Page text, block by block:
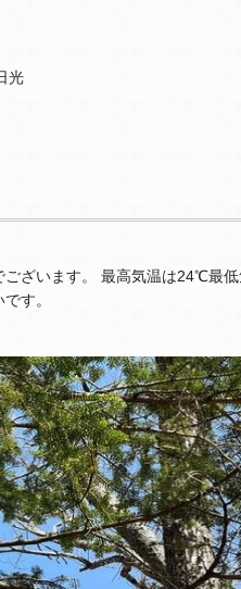
光
ざいます。 最高気温は24℃最
す。